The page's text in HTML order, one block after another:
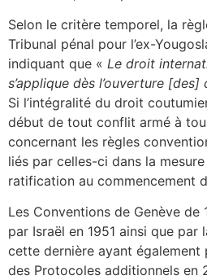
Selon le critère temporel, la
Tribunal pénal pour l’ex-
indiquant que « Le droit
s’applique dès l’ouverture
Si l’intégralité du droit
début de tout conflit armé à
concernant les règles
liés par celles-ci dans la
ratification au commencement
Les Conventions de Genève
par Israël en 1951 ainsi que par
cette dernière ayant
des Protocoles additionnels en